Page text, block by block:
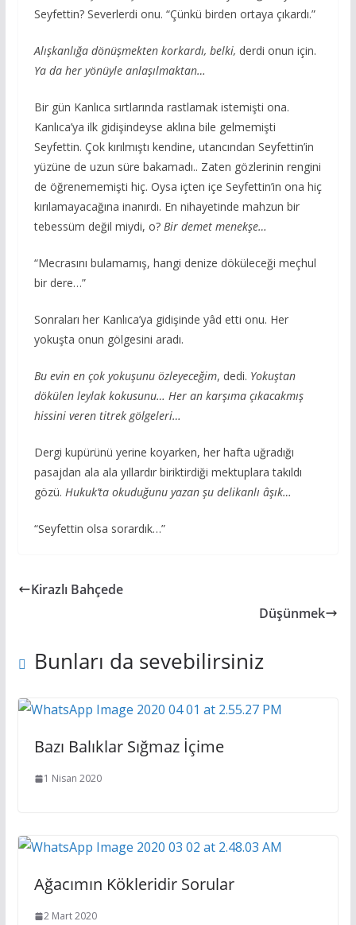
Seyfettin? Severlerdi onu. “Çünkü birden ortaya çıkardı.”
Alışkanlığa dönüşmekten korkardı, belki, derdi onun için.
Ya da her yönüyle anlaşılmaktan…
Bir gün Kanlıca sırtlarında rastlamak istemişti ona.
Kanlıca’ya ilk gidişindeyse aklına bile gelmemişti
Seyfettin. Çok kırılmıştı kendine, utancından Seyfettin’in
yüzüne de uzun süre bakamadı.. Zaten gözlerinin rengini
de öğrenememişti hiç. Oysa içten içe Seyfettin’in ona hiç
kırılamayacağına inanırdı. En nihayetinde mahzun bir
tebessüm değil miydi, o? Bir demet menekşe…
“Mecrasını bulamamış, hangi denize döküleceği meçhul
bir dere…”
Sonraları her Kanlıca’ya gidişinde yâd etti onu. Her
yokuşta onun gölgesini aradı.
Bu evin en çok yokuşunu özleyeceğim, dedi. Yokuştan
dökülen leylak kokusunu… Her an karşıma çıkacakmış
hissini veren titrek gölgeleri…
Dergi kupürünü yerine koyarken, her hafta uğradığı
pasajdan ala ala yıllardır biriktirdiği mektuplara takıldı
gözü. Hukuk’ta okuduğunu yazan şu delikanlı âşık…
“Seyfettin olsa sorardık…”
Kirazlı Bahçede
Düşünmek
Bunları da sevebilirsiniz
Bazı Balıklar Sığmaz İçime
1 Nisan 2020
Ağacımın Kökleridir Sorular
2 Mart 2020